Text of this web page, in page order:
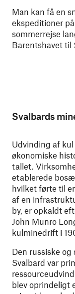
Man kan få en
ekspeditioner på
sommerrejse
Barentshavet til
Svalbards
Udvinding af
økonomiske
tallet.
etablerede
hvilket førte til
af en
by, er opkaldt
John Munro
kulminedrift i
Den russiske og
Svalbard var
blev oprindeligt